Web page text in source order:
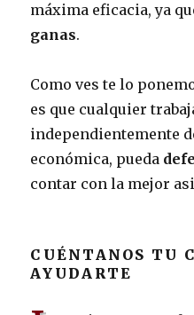
máxima eficacia, ya
ganas.
Como ves te lo
es que cualquier
independientemente
económica, pueda
contar con la mejor
CUÉNTANOS TU
AYUDARTE